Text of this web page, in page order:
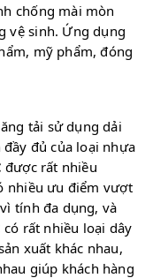
chống mài mòn
vệ sinh. Ứng dụng
mỹ phẩm, đóng
tải sử dụng dải
đầy đủ của loại nhựa
được rất nhiều
nhiều ưu điểm vượt
tính đa dụng, và
có rất nhiều loại dây
xuất khác nhau,
giúp khách hàng